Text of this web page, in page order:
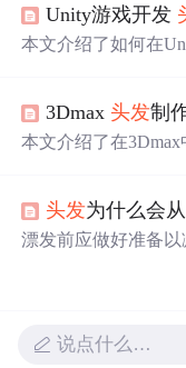
用，其中Marschner
发建模、贴图和渲
果。文章详细解析了
haClip用于处理叠加
Unity游戏开发
本文介绍了如何在
Stiffness Force等参
需要飘动的骨骼点挂
3Dmax 头发制
本文介绍了在
还针对渲染效果不
头发为什么会
漂发前应做好准备以
说点什么…